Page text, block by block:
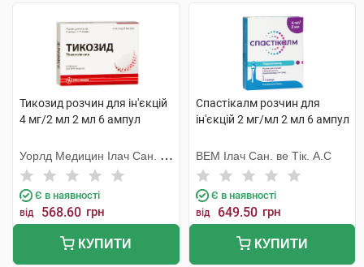
Тикозид розчин для ін'єкцій
4 мг/2 мл 2 мл 6 ампул
Уорлд Медицин Ілач Сан. Ве
Тідж
Є в наявності
від 568.60 грн
КУПИТИ
Спастікалм розчин для
ін'єкцій 2 мг/мл 2 мл 6 ампул
ВЕМ Ілач Сан. ве Тік. А.С
Є в наявності
від 649.50 грн
КУПИТИ